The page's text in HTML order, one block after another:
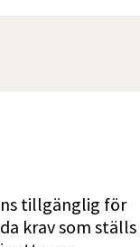
tillgänglig för
krav som ställs